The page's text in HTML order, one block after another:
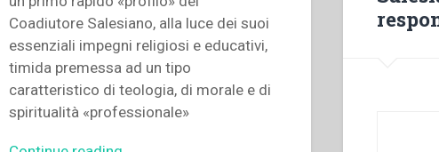
Coadiutore Salesiano, alla luce dei suoi
essenziali impegni religiosi e educativi,
timida premessa ad un tipo
caratteristico di teologia, di morale e di
spiritualità «professionale»